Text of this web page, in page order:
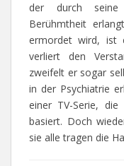
der durch
Berühmtheit
ermordet wird, ist
verliert den
zweifelt er sogar
in der Psychiatrie
einer TV-Serie,
basiert. Doch
sie alle tragen die